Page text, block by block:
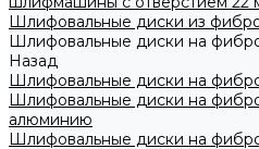
Шлифовальные диски из
Шлифовальные диски на
Назад
Шлифовальные диски на
Шлифовальные диски на
алюминию
Шлифовальные диски на